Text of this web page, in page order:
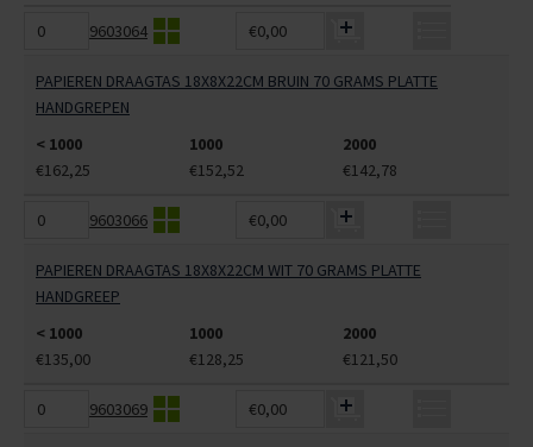
9603064 €0,00
PAPIEREN DRAAGTAS 18X8X22CM BRUIN 70 GRAMS PLATTE
HANDGREPEN
< 1000
1000
2000
€162,25
€152,52 €142,78
9603066 €0,00
PAPIEREN DRAAGTAS 18X8X22CM WIT 70 GRAMS PLATTE
HANDGREEP
< 1000
1000
2000
€135,00
€128,25 €121,50
9603069 €0,00